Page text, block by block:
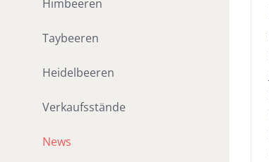
Himbeeren
Taybeeren
Heidelbeeren
Verkaufsstände
News